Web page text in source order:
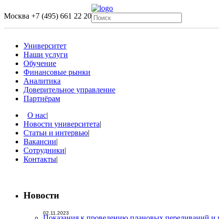
Москва +7 (495) 661 22 20
Университет
Наши услуги
Обучение
Финансовые рынки
Аналитика
Доверительное управление
Партнёрам
О нас|
Новости университета|
Статьи и интервью|
Вакансии|
Сотрудники|
Контакты|
Новости
02.11.2023